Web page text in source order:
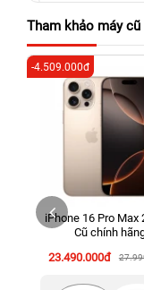
625 - 625A Âu
326 Lê Văn Việt,
Đức cũ)
256 Võ Văn
70 Nguyễn An
24h Vũng Tàu:
Tàu cũ)
198 Hoàng Văn
Tham khảo máy cũ
iPhone 16 Pro Max
Cũ chính
23.490.000đ
-4.509.000đ